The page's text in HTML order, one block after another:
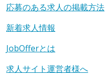
応募のある求人の掲載方法
新着求人情報
JobOfferとは
求人サイト運営者様へ